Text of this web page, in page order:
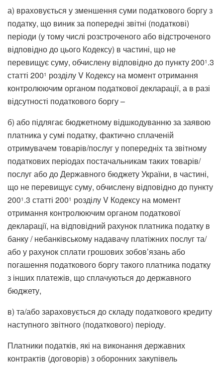
а) враховується у зменшення суми податкового боргу з
податку, що виник за попередні звітні (податкові)
періоди (у тому числі розстроченого або відстроченого
відповідно до цього Кодексу) в частині, що не
перевищує суму, обчислену відповідно до пункту 2001 .3
статті 2001 розділу V Кодексу на момент отримання
контролюючим органом податкової декларації, а в разі
відсутності податкового боргу –
б) або підлягає бюджетному відшкодуванню за заявою
платника у сумі податку, фактично сплаченій
отримувачем товарів/послуг у попередніх та звітному
податкових періодах постачальникам таких товарів/
послуг або до Державного бюджету України, в частині,
що не перевищує суму, обчислену відповідно до пункту
2001 .3 статті 2001 розділу V Кодексу на момент
отримання контролюючим органом податкової
декларації, на відповідний рахунок платника податку в
банку / небанківському надавачу платіжних послуг та/
або у рахунок сплати грошових зобов’язань або
погашення податкового боргу такого платника податку
з інших платежів, що сплачуються до державного
бюджету,
в) та/або зараховується до складу податкового кредиту
наступного звітного (податкового) періоду.
Платники податків, які на виконання державних
контрактів (договорів) з оборонних закупівель